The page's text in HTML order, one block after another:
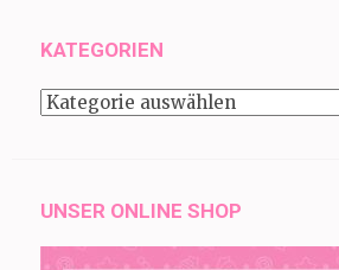
KATEGORIEN
Kategorien
UNSER ONLINE SHOP